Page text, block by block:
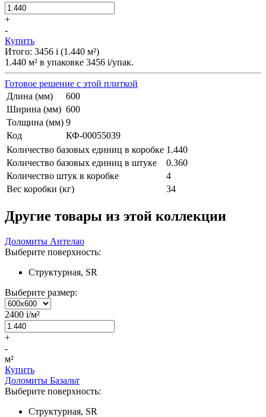
+
-
Купить
Итого: 3456 i (1.440 м²)
1.440 м² в упаковке 3456 i/упак.
Готовое решение с этой плиткой
Длина (мм)
600
Ширина (мм) 600
Толщина (мм) 9
Код
КФ-00055039
Количество базовых единиц в коробке 1.440
Количество базовых единиц в штуке
0.360
Количество штук в коробке
4
Вес коробки (кг)
34
Другие товары из этой коллекции
Доломиты Антелао
Выберите поверхность:
Структурная, SR
Выберите размер:
2400 i/м²
+
-
м²
Купить
Доломиты Базальт
Выберите поверхность:
Структурная, SR